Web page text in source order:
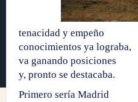
tenacidad y empeño
conocimientos ya lograba,
va ganando posiciones
y, pronto se destacaba.
Primero sería Madrid